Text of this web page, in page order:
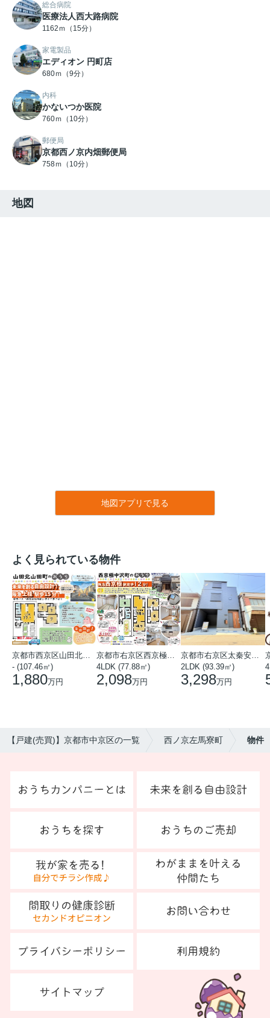
総合病院
医療法人西大路病院
1162ｍ（15分）
家電製品
エディオン 円町店
680ｍ（9分）
内科
かないつか医院
760ｍ（10分）
郵便局
京都西ノ京内畑郵便局
758ｍ（10分）
地図
地図アプリで見る
よく見られている物件
- (107.46㎡)
1,880万円
4LDK (77.88㎡)
2,098万円
2LDK (93.39㎡)
3,298万円
【戸建(売買)】京都市中京区の一覧 西ノ京左馬寮町 物件